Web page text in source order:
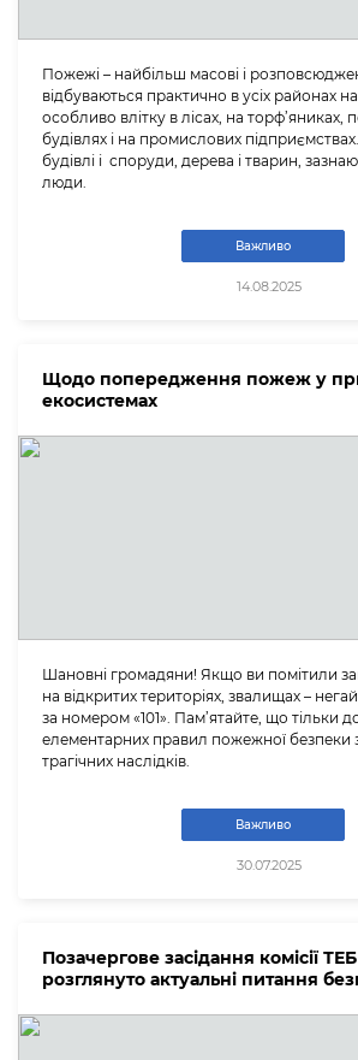
Пожежі – найбільш масові і
відбуваються практично в усіх районах
особливо влітку в лісах, на торф’яниках,
будівлях і на промислових
будівлі і споруди, дерева і тварин,
люди.
Важливо
14.08.2025
Щодо попередження пожеж у
екосистемах
Шановні громадяни! Якщо ви помітили
на відкритих територіях, звалищах –
за номером «101». Пам’ятайте, що тільки
елементарних правил пожежної безпеки
трагічних наслідків.
Важливо
30.07.2025
Позачергове засідання комісії
розглянуто актуальні питання